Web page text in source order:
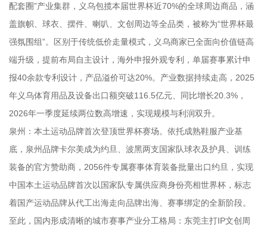
配套圈”产业集群，义乌包揽本届世界杯近70%的全球周边商品，涵
盖旗帜、球衣、摆件、喇叭、文创周边等全品类，被称为“世界杯最
强氛围组”。区别于传统低价走量模式，义乌商家已全面向价值链高
端升级，提前布局自主设计，海外申报外观专利，单届赛事累计申
报40余款专利设计，产品溢价可达20%。产业数据持续走高，2025
年义乌体育用品及设备出口额突破116.5亿元、同比增长20.3%，
2026年一季度延续两位数高增速，实现规模与利润双升。
泉州：本土运动品牌首次登顶世界杯赛场。依托成熟鞋服产业基
底，泉州品牌卡尔美成为约旦、波黑两支国家队球衣及护具、训练
装备的官方赞助商，2056件专属赛事体育装备批量出口约旦，实现
中国本土运动品牌首次以国家队专属供应商身份亮相世界杯，标志
着国产运动品牌从代工出海走向品牌出海、赛事绑定的全新阶段。
至此，国内形成清晰的城市赛事产业分工格局：东莞主打IP文创周